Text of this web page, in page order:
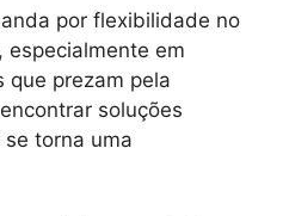
por flexibilidade no
em
que prezam pela
soluções
torna uma